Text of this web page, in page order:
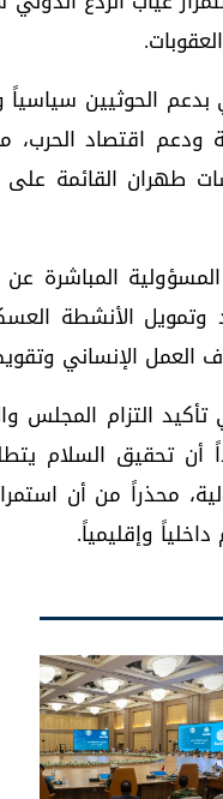
بدعم الحوثيين
ودعم اقتصاد الحرب،
طهران القائمة
المباشرة عن
وتمويل الأنشطة
العمل الإنساني
التزام المجلس
أن تحقيق السلام
محذراً من أن
وإقليمياً.